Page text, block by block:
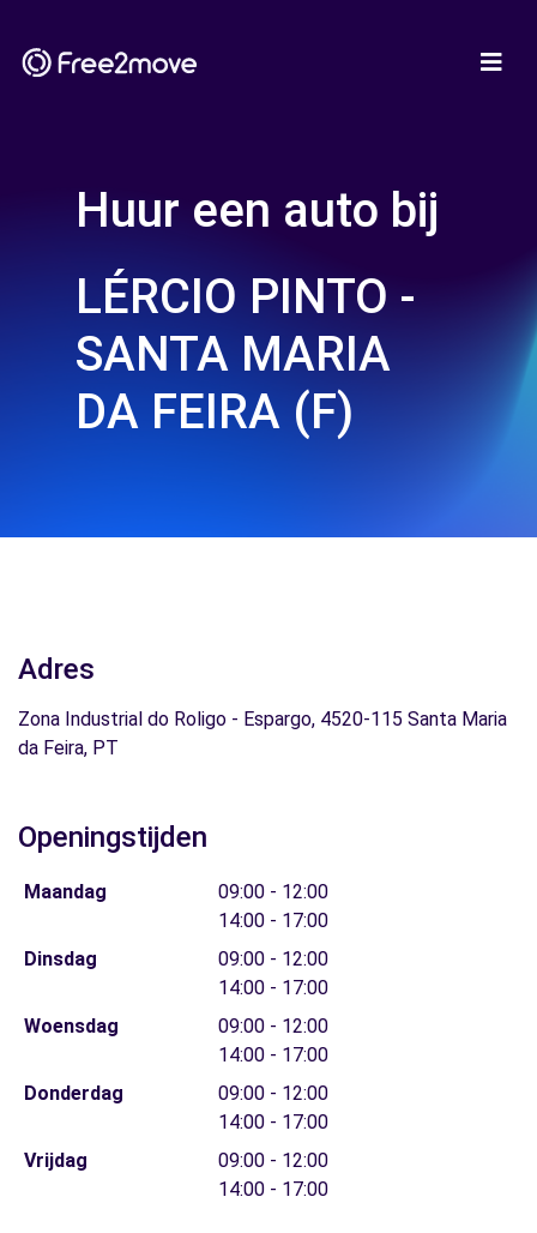
Huur een auto bij
LÉRCIO PINTO -
SANTA MARIA
DA FEIRA (F)
Adres
Zona Industrial do Roligo - Espargo, 4520-115 Santa Maria
da Feira, PT
Openingstijden
Maandag
09:00 - 12:00
14:00 - 17:00
Dinsdag
09:00 - 12:00
14:00 - 17:00
Woensdag
09:00 - 12:00
14:00 - 17:00
Donderdag
09:00 - 12:00
14:00 - 17:00
Vrijdag
09:00 - 12:00
14:00 - 17:00